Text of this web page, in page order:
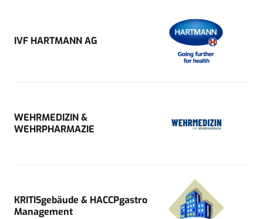
IVF HARTMANN AG
WEHRMEDIZIN &
WEHRPHARMAZIE
KRITISgebäude & HACCPgastro
Management